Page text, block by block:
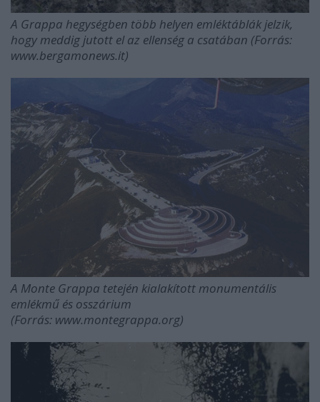
A Grappa hegységben több helyen emléktáblák jelzik,
hogy meddig jutott el az ellenség a csatában (Forrás:
www.bergamonews.it)
A Monte Grappa tetején kialakított monumentális
emlékmű és osszárium
(Forrás: www.montegrappa.org)